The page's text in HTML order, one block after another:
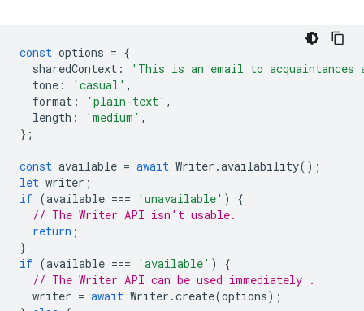
const options = {
sharedContext :
'This is an email to acquaintances
tone : 'casual' ,
format : 'plain-text' ,
length : 'medium' ,
};
const available = await Writer .availability();
let writer ;
if (available === 'unavailable' )
{
// The Writer API isn't usable.
return ;
}
if (available === 'available' )
{
// The Writer API can be used immediately .
writer = await Writer .create(options);